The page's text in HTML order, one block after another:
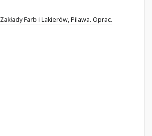
Zakłady Farb i Lakierów, Pilawa. Oprac.